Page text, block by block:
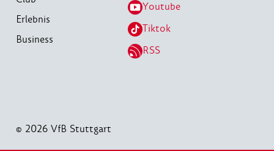
Erlebnis
Business
Youtube
Tiktok
RSS
© 2026 VfB Stuttgart